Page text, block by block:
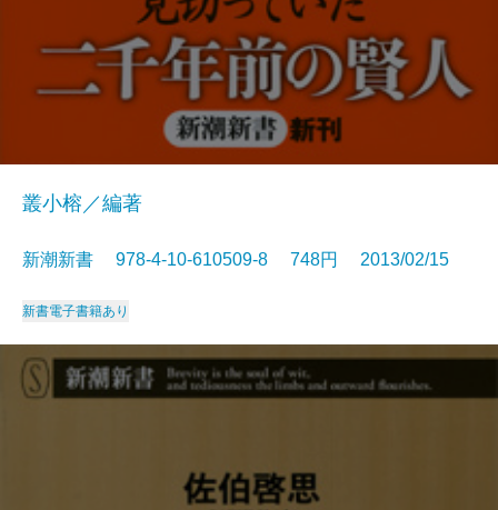
叢小榕／編著
新潮新書 978-4-10-610509-8 748円 2013/02/15
新書電子書籍あり